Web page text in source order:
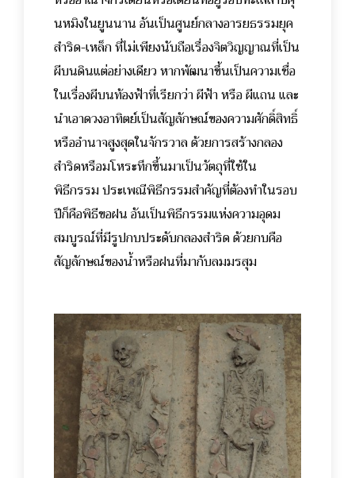
นหมิงในยูนนาน อันเป็นศูนย์กลางอารยธรรมยุค
สำริด-เหล็ก ที่ไม่เพียงนับถือเรื่องจิตวิญญาณที่เป็น
ผีบนดินแต่อย่างเดียว หากพัฒนาขึ้นเป็นความเชื่อ
ในเรื่องผีบนท้องฟ้าที่เรียกว่า ผีฟ้า หรือ ผีแถน และ
นำเอาดวงอาทิตย์เป็นสัญลักษณ์ของความศักดิ์สิทธิ์
หรืออำนาจสูงสุดในจักรวาล ด้วยการสร้างกลอง
สำริดหรือมโหระทึกขึ้นมาเป็นวัตถุที่ใช้ใน
พิธีกรรม ประเพณีพิธีกรรมสำคัญที่ต้องทำในรอบ
ปีก็คือพิธีขอฝน อันเป็นพิธีกรรมแห่งความอุดม
สมบูรณ์ที่มีรูปกบประดับกลองสำริด ด้วยกบคือ
สัญลักษณ์ของน้ำหรือฝนที่มากับลมมรสุม